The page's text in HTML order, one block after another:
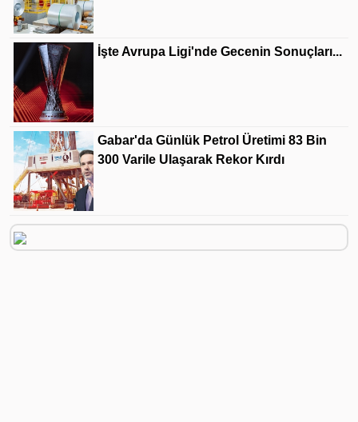
İşte Avrupa Ligi'nde Gecenin Sonuçları...
Gabar'da Günlük Petrol Üretimi 83 Bin
300 Varile Ulaşarak Rekor Kırdı